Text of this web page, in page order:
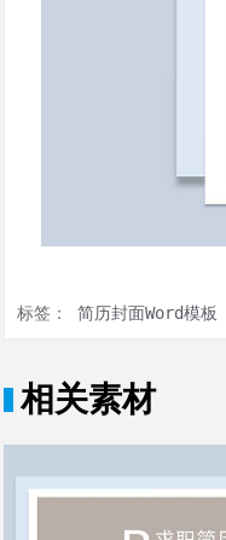
标签： 简历封面Word模板
相关素材